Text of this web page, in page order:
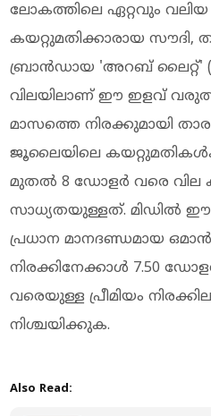
ലോകത്തിലെ ഏറ്റവും
കയറ്റുമതിക്കാരായ സൗദി,
ബ്രാൻഡായ 'അറബ് ലൈറ്റ്'
വിലയിലാണ് ഈ ഇളവ്
മാസത്തെ നിരക്കുമായി
ജൂലൈയിലെ
മുതൽ 8 ഡോളർ വരെ വില
സാധ്യതയുള്ളത്. മിഡിൽ
പ്രധാന മാനദണ്ഡമായ
നിരക്കിനേക്കാൾ 7.50
വരെയുള്ള പ്രീമിയം
നിശ്ചയിക്കുക.
Also Read: